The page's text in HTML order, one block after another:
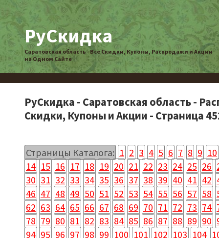
РуСкидка
Саратовская область - Все Скидки, Купоны, Распродажи и Акции
на Одном Сайте
РуСкидка - Саратовская область -
Скидки, Купоны и Акции - Страница
Страницы Каталога: 1 2 3 4 5 6 7 8 9 10
14 15 16 17 18 19 20 21 22 23 24 25 26
30 31 32 33 34 35 36 37 38 39 40 41 42
46 47 48 49 50 51 52 53 54 55 56 57 58
62 63 64 65 66 67 68 69 70 71 72 73 74
78 79 80 81 82 83 84 85 86 87 88 89 90
94 95 96 97 98 99 100 101 102 103 104